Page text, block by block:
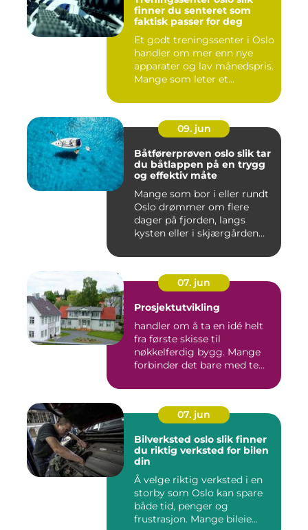
finner du senteret som
faktisk passer for deg
Et godt treningssenter i Oslo
handler om mer enn nye
apparater og lav månedspris.
Mange som leter et...
09. jun
Båtførerprøven oslo slik tar
du båtlappen på en trygg
og effektiv måte
Mange som bor i eller rundt
Oslo drømmer om flere
dager på fjorden, langs
kysten eller i skjærgården...
07. jun
Prosjektutvikling
handler om å ta en idé helt
fra første skisse til
nøkkelferdig bygg. Mange
forbinder det bare med te...
07. jun
Bilverksted oslo slik finner
du riktig verksted for bilen
din
Å velge riktig verksted i en
storby som Oslo kan spare
både tid, penger og
frustrasjon. Mange bileie...